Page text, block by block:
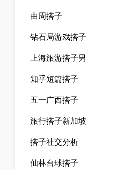
曲周搭子
钻石局游戏搭子
上海旅游搭子男
知乎短篇搭子
五一广西搭子
旅行搭子新加坡
搭子社交分析
仙林台球搭子